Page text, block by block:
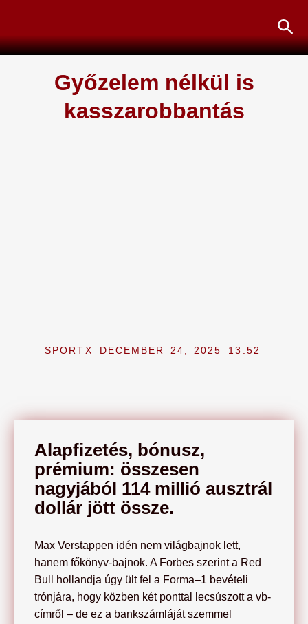
content
Győzelem nélkül is
kasszarobbantás
SPORTX DECEMBER 24, 2025 13:52
Alapfizetés, bónusz,
prémium: összesen
nagyjából 114 millió ausztrál
dollár jött össze.
Max Verstappen idén nem világbajnok lett,
hanem főkönyv-bajnok. A Forbes szerint a Red
Bull hollandja úgy ült fel a Forma–1 bevételi
trónjára, hogy közben két ponttal lecsúszott a vb-
címről – de ez a bankszámláját szemmel